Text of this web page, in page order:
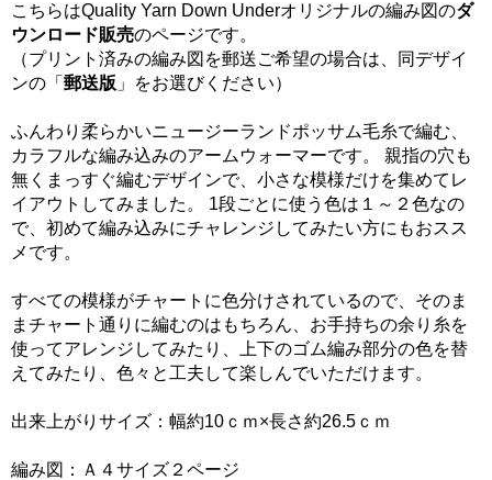
こちらはQuality Yarn Down Underオリジナルの編み図のダ
ウンロード販売のページです。
（プリント済みの編み図を郵送ご希望の場合は、同デザイ
ンの「 郵送版 」をお選びください）
ふんわり柔らかいニュージーランドポッサム毛糸で編む、
カラフルな編み込みのアームウォーマーです。 親指の穴も
無くまっすぐ編むデザインで、小さな模様だけを集めてレ
イアウトしてみました。 1段ごとに使う色は１～２色なの
で、初めて編み込みにチャレンジしてみたい方にもおスス
メです。
すべての模様がチャートに色分けされているので、そのま
まチャート通りに編むのはもちろん、お手持ちの余り糸を
使ってアレンジしてみたり、上下のゴム編み部分の色を替
えてみたり、色々と工夫して楽しんでいただけます。
出来上がりサイズ：幅約10ｃｍ×長さ約26.5ｃｍ
編み図：Ａ４サイズ２ページ